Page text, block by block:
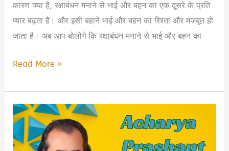
कारण क्या है, रक्षाबंधन मनाने से भाई और बहन का एक दूसरे के प्रति
प्यार बढ़ता है। और इसी बहाने भाई और बहन का रिश्ता और मजबूत हो
जाता है। अब आप बोलोगे कि रक्षाबंधन मनाने से भाई और बहन का
Raksha
(Rakhi)Quotes
in
Hindi
|
Read More »